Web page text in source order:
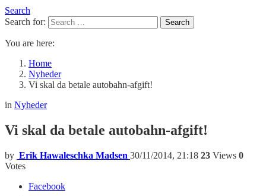
Search
Search for:
Search
You are here:
Home
Nyheder
Vi skal da betale autobahn-afgift!
in Nyheder
Vi skal da betale autobahn-afgift!
by Erik Hawaleschka Madsen 30/11/2014, 21:18 23 Views 0
Votes
Facebook